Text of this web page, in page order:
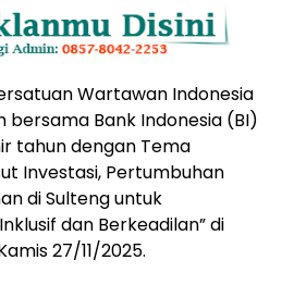
Wartawan Indonesia
bersama Bank Indonesia (BI)
tahun dengan Tema
Investasi, Pertumbuhan
di Sulteng untuk
dan Berkeadilan” di
27/11/2025.